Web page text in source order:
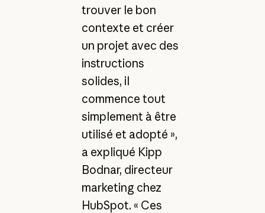
trouver le bon
contexte et créer
un projet avec des
instructions
solides, il
commence tout
simplement à être
utilisé et adopté »,
a expliqué Kipp
Bodnar, directeur
marketing chez
HubSpot. « Ces